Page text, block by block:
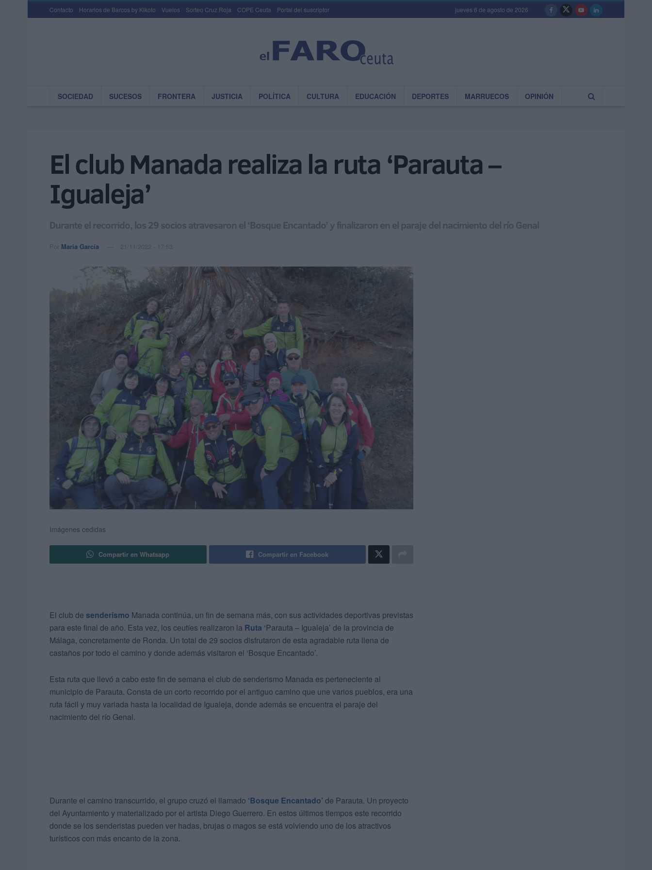
Contacto Horarios de Barcos by Kikoto Vuelos Sorteo Cruz Roja COPE Ceuta Portal del suscriptor jueves 6 de agosto de 2026
SOCIEDAD SUCESOS FRONTERA JUSTICIA POLÍTICA CULTURA EDUCACIÓN DEPORTES MARRUECOS OPINIÓN
El club Manada realiza la ruta ‘Parauta –
Igualeja’
Durante el recorrido, los 29 socios atravesaron el ‘Bosque Encantado’ y finalizaron en el paraje del nacimiento del río Genal
Por María García 21/11/2022 - 17:53
Imágenes cedidas
Compartir en Whatsapp Compartir en Facebook
El club de senderismo Manada continúa, un fin de semana más, con sus actividades deportivas previstas
para este final de año. Esta vez, los ceutíes realizaron la Ruta ‘Parauta – Igualeja’ de la provincia de
Málaga, concretamente de Ronda. Un total de 29 socios disfrutaron de esta agradable ruta llena de
castaños por todo el camino y donde además visitaron el ‘Bosque Encantado’.
Esta ruta que llevó a cabo este fin de semana el club de senderismo Manada es perteneciente al
municipio de Parauta. Consta de un corto recorrido por el antiguo camino que une varios pueblos, era una
ruta fácil y muy variada hasta la localidad de Igualeja, donde además se encuentra el paraje del
nacimiento del río Genal.
Durante el camino transcurrido, el grupo cruzó el llamado ‘Bosque Encantado’ de Parauta. Un proyecto
del Ayuntamiento y materializado por el artista Diego Guerrero. En estos últimos tiempos este recorrido
donde se los senderistas pueden ver hadas, brujas o magos se está volviendo uno de los atractivos
turísticos con más encanto de la zona.